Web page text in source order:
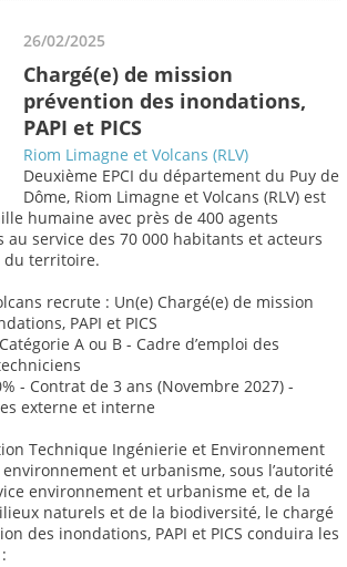
26/02/2025
Chargé(e) de mission
prévention des inondations,
PAPI et PICS
Riom Limagne et Volcans (RLV)
Deuxième EPCI du département du Puy de
Dôme, Riom Limagne et Volcans (RLV) est
humaine avec près de 400 agents
au service des 70 000 habitants et acteurs
du territoire.
recrute : Un(e) Chargé(e) de mission
PAPI et PICS
A ou B - Cadre d’emploi des
- Contrat de 3 ans (Novembre 2027) -
externe et interne
Technique Ingénierie et Environnement
environnement et urbanisme, sous l’autorité
environnement et urbanisme et, de la
naturels et de la biodiversité, le chargé
des inondations, PAPI et PICS conduira les